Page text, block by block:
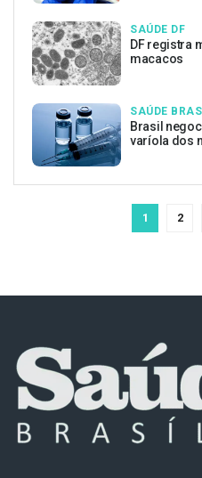
SAÚDE DF
DF registra
macacos
SAÚDE
Brasil
varíola dos
1 2